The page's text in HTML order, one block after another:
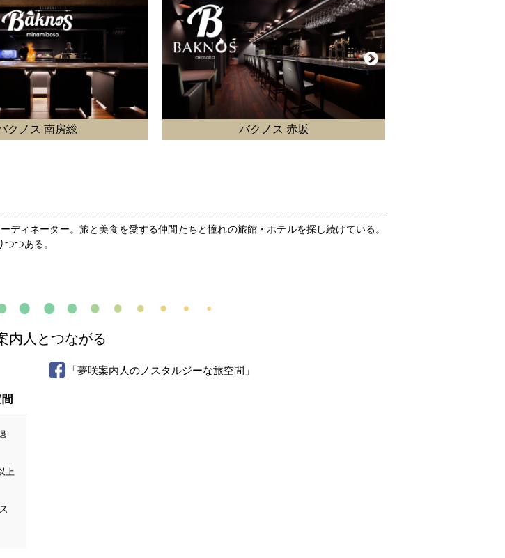
バクノス 赤坂 どんぶり専門店「どんぶりっこ」
ディネーター。旅と美食を愛する仲間たちと憧れの旅館・ホテルを探し続けている。
つある。
内人とつながる
「夢咲案内人のノスタルジーな旅空間」